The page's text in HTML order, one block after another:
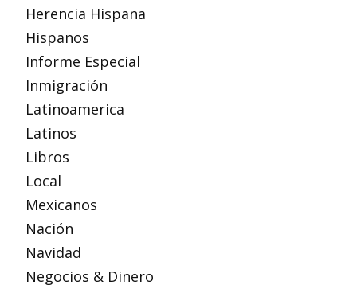
Herencia Hispana
Hispanos
Informe Especial
Inmigración
Latinoamerica
Latinos
Libros
Local
Mexicanos
Nación
Navidad
Negocios & Dinero